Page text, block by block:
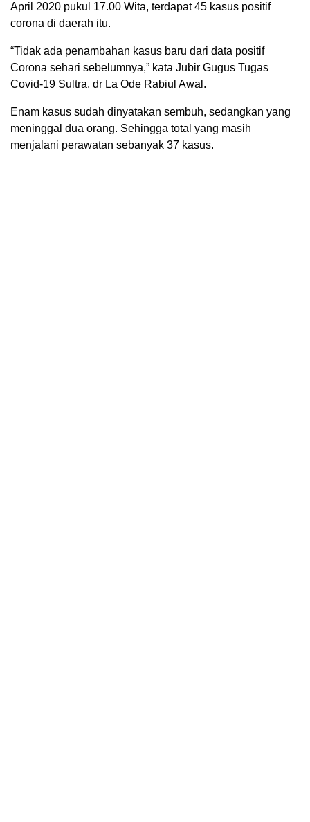
April 2020 pukul 17.00 Wita, terdapat 45 kasus positif
corona di daerah itu.
“Tidak ada penambahan kasus baru dari data positif
Corona sehari sebelumnya,” kata Jubir Gugus Tugas
Covid-19 Sultra, dr La Ode Rabiul Awal.
Enam kasus sudah dinyatakan sembuh, sedangkan yang
meninggal dua orang. Sehingga total yang masih
menjalani perawatan sebanyak 37 kasus.